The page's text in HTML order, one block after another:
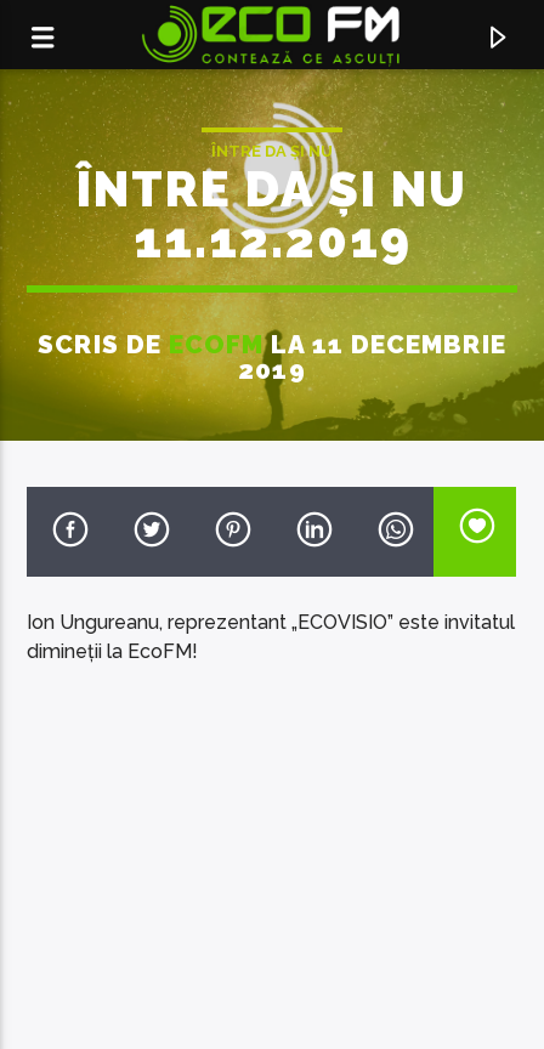
SHAKIRA & BURNA BOY
ÎNTRE DA ȘI NU
ÎNTRE DA ȘI NU
11.12.2019
SCRIS DEECOFMLA 11 DECEMBRIE
2019
Ion Ungureanu, reprezentant „ECOVISIO” este invitatul
dimineții la EcoFM!